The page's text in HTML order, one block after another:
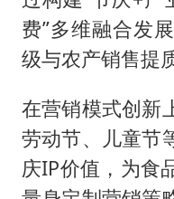
费”多维融合发
级与农产销售提
在营销模式创新
劳动节、儿童节
庆IP价值，为食